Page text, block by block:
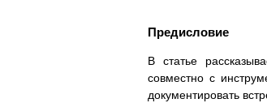
Предисловие
В статье
совместно с
документировать